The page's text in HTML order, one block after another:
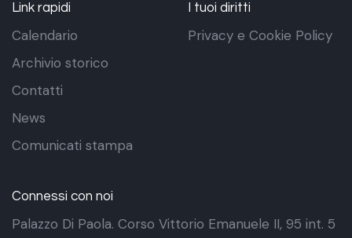
Link rapidi
Calendario
Archivio storico
Contatti
News
Comunicati stampa
I tuoi diritti
Privacy e Cookie Policy
Connessi con noi
Palazzo Di Paola. Corso Vittorio Emanuele II, 95 int. 5